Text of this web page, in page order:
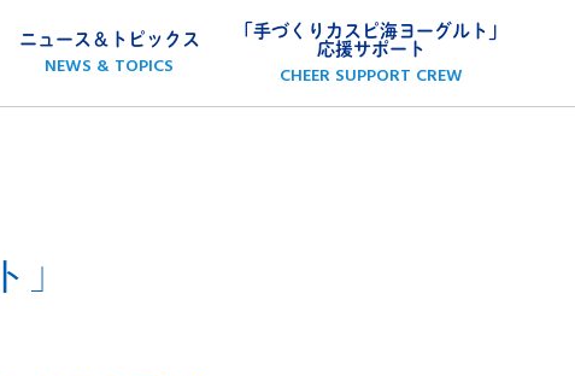
ニュース＆トピックス
NEWS & TOPICS
「手づくりカスピ海ヨーグルト」
応援サポート
CHEER SUPPORT CREW